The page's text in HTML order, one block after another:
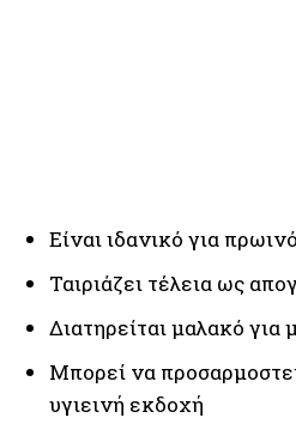
Είναι ιδανικό για
Ταιριάζει τέλεια ως
Διατηρείται μαλακό για
Μπορεί να
υγιεινή εκδοχή